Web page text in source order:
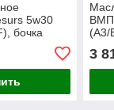
5w30
бочка
(A3/
3